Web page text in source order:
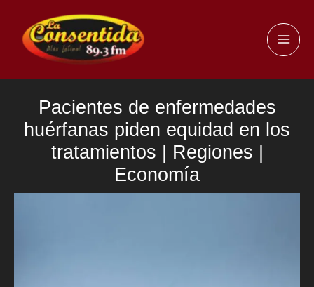
contenido
Pacientes de enfermedades
huérfanas piden equidad en los
tratamientos | Regiones |
Economía